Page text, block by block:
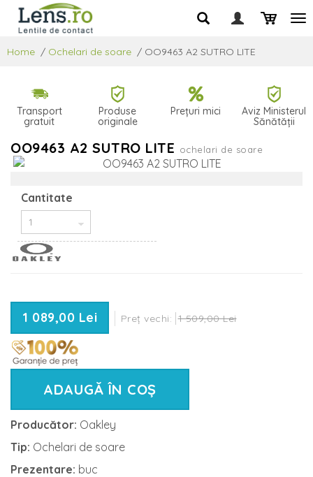
Home / Ochelari de soare / OO9463 A2 SUTRO LITE
Transport
gratuit
Produse
originale
Prețuri mici
Aviz Ministerul
Sănătății
OO9463 A2 SUTRO LITE ochelari de soare
Cantitate
1 089,00 Lei Preț vechi: 1 509,00 Lei
ADAUGĂ ÎN COȘ
Producător: Oakley
Tip: Ochelari de soare
Prezentare: buc